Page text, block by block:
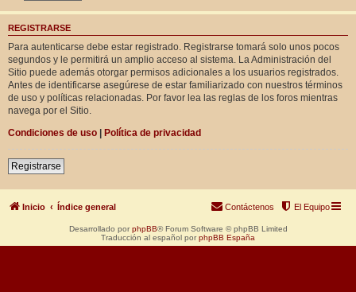
REGISTRARSE
Para autenticarse debe estar registrado. Registrarse tomará solo unos pocos
segundos y le permitirá un amplio acceso al sistema. La Administración del
Sitio puede además otorgar permisos adicionales a los usuarios registrados.
Antes de identificarse asegúrese de estar familiarizado con nuestros términos
de uso y políticas relacionadas. Por favor lea las reglas de los foros mientras
navega por el Sitio.
Condiciones de uso | Política de privacidad
Registrarse
Inicio Índice general El Equipo
Contáctenos
Desarrollado por phpBB® Forum Software © phpBB Limited
Traducción al español por phpBB España